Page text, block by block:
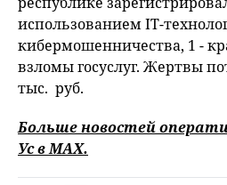
использованием IT-
кибермошенничества, 1 -
взломы госуслуг. Жертвы
тыс. руб.
Больше новостей
Ус вMAХ.